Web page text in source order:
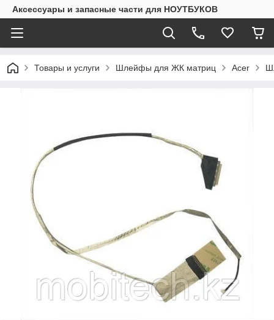
Аксессуары и запасные части для НОУТБУКОВ
Товары и услуги Шлейфы для ЖК матриц Acer